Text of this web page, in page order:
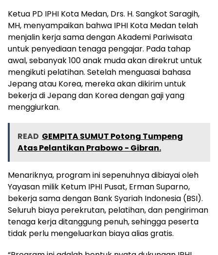
Ketua PD IPHI Kota Medan, Drs. H. Sangkot Saragih,
MH, menyampaikan bahwa IPHI Kota Medan telah
menjalin kerja sama dengan Akademi Pariwisata
untuk penyediaan tenaga pengajar. Pada tahap
awal, sebanyak 100 anak muda akan direkrut untuk
mengikuti pelatihan. Setelah menguasai bahasa
Jepang atau Korea, mereka akan dikirim untuk
bekerja di Jepang dan Korea dengan gaji yang
menggiurkan.
READ GEMPITA SUMUT Potong Tumpeng
Atas Pelantikan Prabowo - Gibran.
Menariknya, program ini sepenuhnya dibiayai oleh
Yayasan milik Ketum IPHI Pusat, Erman Suparno,
bekerja sama dengan Bank Syariah Indonesia (BSI).
Seluruh biaya perekrutan, pelatihan, dan pengiriman
tenaga kerja ditanggung penuh, sehingga peserta
tidak perlu mengeluarkan biaya alias gratis.